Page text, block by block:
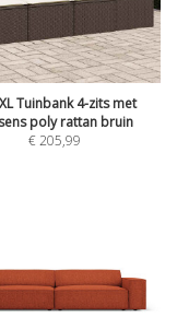
Tuinbank 4-zits met
poly rattan bruin
€205,99